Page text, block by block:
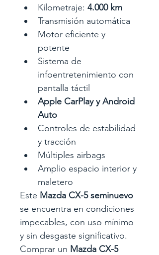
Kilometraje: 4.000 km
Transmisión automática
Motor eficiente y
potente
Sistema de
infoentretenimiento con
pantalla táctil
Apple CarPlay y Android
Auto
Controles de estabilidad
y tracción
Múltiples airbags
Amplio espacio interior y
maletero
Este Mazda CX-5 seminuevo
se encuentra en condiciones
impecables, con uso mínimo
y sin desgaste significativo.
Comprar un Mazda CX-5